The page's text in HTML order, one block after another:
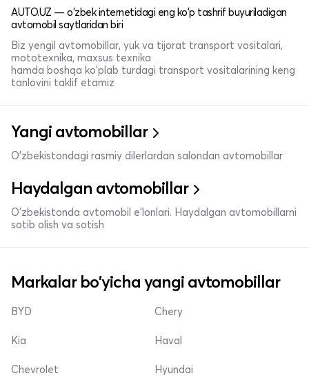
AUTO.UZ — o'zbek internetidagi eng ko'p tashrif buyuriladigan
avtomobil saytlaridan biri
Biz yengil avtomobillar, yuk va tijorat transport vositalari,
mototexnika, maxsus texnika
hamda boshqa ko'plab turdagi transport vositalarining keng
tanlovini taklif etamiz
Yangi avtomobillar
O'zbekistondagi rasmiy dilerlardan salondan avtomobillar
Haydalgan avtomobillar
O'zbekistonda avtomobil e’lonlari. Haydalgan avtomobillarni
sotib olish va sotish
Markalar bo'yicha yangi avtomobillar
BYD
Kia
Chevrolet
Chery
Haval
Hyundai